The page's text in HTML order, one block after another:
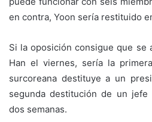
en contra, Yoon sería restituido
Si la oposición consigue que se
Han el viernes, sería la
surcoreana destituye a un
segunda destitución de un
dos semanas.